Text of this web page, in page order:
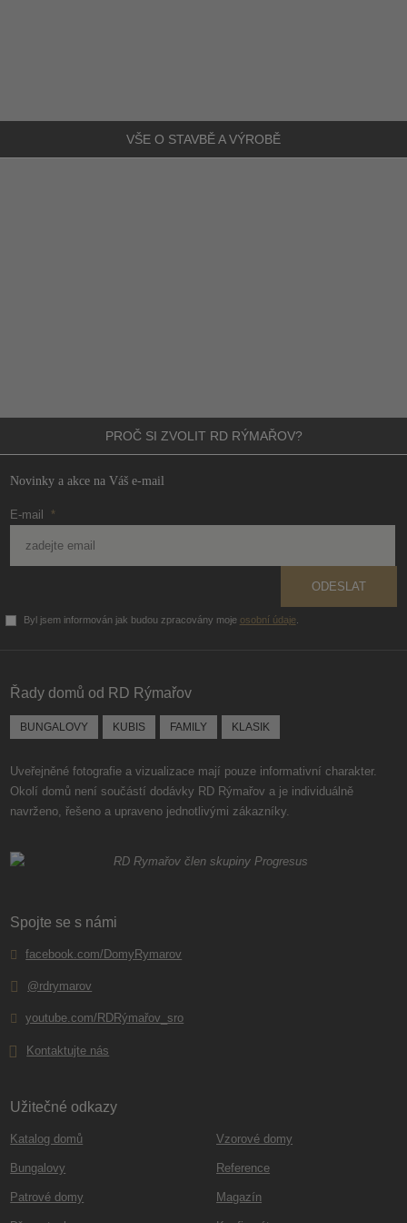
VŠE O STAVBĚ A VÝROBĚ
PROČ SI ZVOLIT RD RÝMAŘOV?
Novinky a akce na Váš e-mail
E-mail *
ODESLAT
Byl jsem informován jak budou zpracovány moje osobní údaje
odeslat.
Řady domů od RD Rýmařov
BUNGALOVY KUBIS FAMILY KLASIK
Uveřejněné fotografie a vizualizace mají pouze informativní charakter.
Okolí domů není součástí dodávky RD Rýmařov a je individuálně
navrženo, řešeno a upraveno jednotlivými zákazníky.
Spojte se s námi
facebook.com/DomyRymarov
@rdrymarov
youtube.com/RDRýmařov_sro
Kontaktujte nás
Užitečné odkazy
Katalog domů
Bungalovy
Patrové domy
Vzorové domy
Reference
Magazín